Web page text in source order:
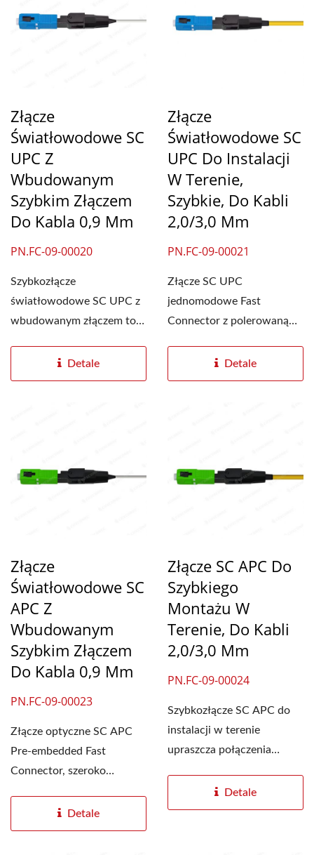
Złącze
Światłowodowe SC
UPC Z
Wbudowanym
Szybkim Złączem
Do Kabla 0,9 Mm
PN.FC-09-00020
Szybkozłącze
światłowodowe SC UPC z
wbudowanym złączem to
montażu...
Detale
Złącze
Światłowodowe SC
UPC Do Instalacji
W Terenie,
Szybkie, Do Kabli
2,0/3,0 Mm
PN.FC-09-00021
Złącze SC UPC
jednomodowe Fast
Connector z polerowaną
osadzonym złączem...
Detale
Złącze
Światłowodowe SC
APC Z
Wbudowanym
Szybkim Złączem
Do Kabla 0,9 Mm
PN.FC-09-00023
Złącze optyczne SC APC
Pre-embedded Fast
Connector, szeroko
FTTH i CATV,...Detale
Złącze SC APC Do
Szybkiego
Montażu W
Terenie, Do Kabli
2,0/3,0 Mm
PN.FC-09-00024
Szybkozłącze SC APC do
instalacji w terenie
upraszcza połączenia
Detale